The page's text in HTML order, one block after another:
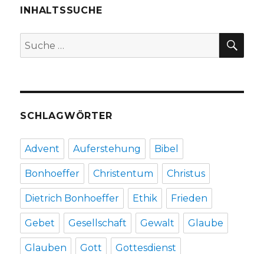
Richter,
Münster
INHALTSSUCHE
Suche
nach:
SCHLAGWÖRTER
Advent Auferstehung Bibel
Bonhoeffer Christentum Christus
Dietrich Bonhoeffer Ethik Frieden
Gebet Gesellschaft Gewalt Glaube
Glauben Gott Gottesdienst